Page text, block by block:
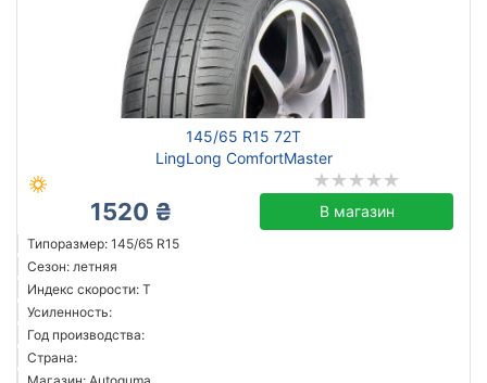
145/65 R15 72T
LingLong ComfortMaster
1520 ₴ В магазин
Типоразмер: 145/65 R15
Сезон: летняя
Индекс скорости: T
Усиленность:
Год производства:
Страна: